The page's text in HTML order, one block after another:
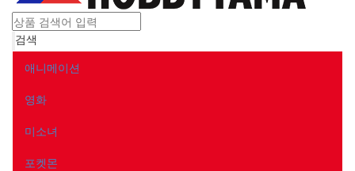
검색
애니메이션
영화
미소녀
포켓몬